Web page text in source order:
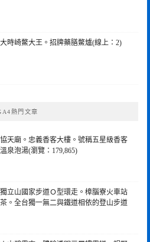
大時崎鱉大王。招牌藥膳鱉爐(線上：2)
熱門文章
協天廟。忠義香客大樓。號稱五星級香客
泉泡湯(瀏覽：179,865)
獨立山國家步道Ｏ型環走。樟腦寮火車站
。全台獨一無二與鐵道相依的登山步道